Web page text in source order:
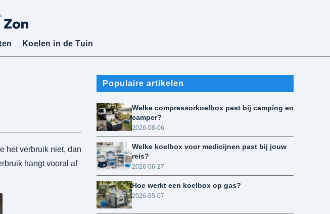
Koelen in de Tuin
het verbruik niet, dan
hangt vooral af
Populaire artikelen
Welke compressorkoelbox past bij camping en
camper?
2026-08-06
Welke koelbox voor medicijnen past bij jouw
reis?
2026-06-27
Hoe werkt een koelbox op gas?
2026-05-07